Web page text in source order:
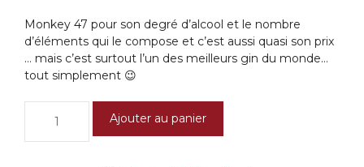
Monkey 47 pour son degré d’alcool et le nombre
d’éléments qui le compose et c’est aussi quasi son prix
… mais c’est surtout l’un des meilleurs gin du monde…
tout simplement 😉
Monkey
Ajouter au panier